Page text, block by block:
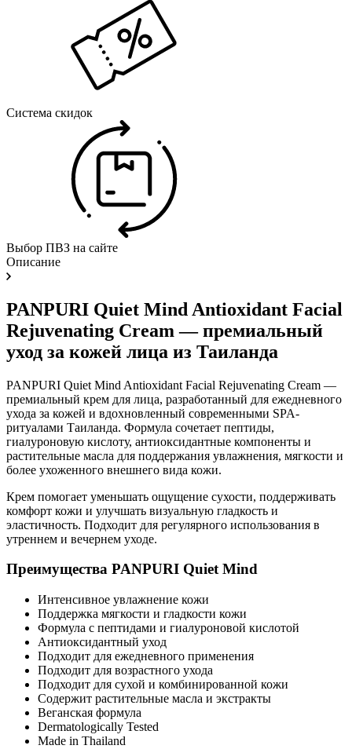
Система скидок
Выбор ПВЗ на сайте
Описание
PANPURI Quiet Mind Antioxidant Facial
Rejuvenating Cream — премиальный
уход за кожей лица из Таиланда
PANPURI Quiet Mind Antioxidant Facial Rejuvenating Cream —
премиальный крем для лица, разработанный для ежедневного
ухода за кожей и вдохновленный современными SPA-
ритуалами Таиланда. Формула сочетает пептиды,
гиалуроновую кислоту, антиоксидантные компоненты и
растительные масла для поддержания увлажнения, мягкости и
более ухоженного внешнего вида кожи.
Крем помогает уменьшать ощущение сухости, поддерживать
комфорт кожи и улучшать визуальную гладкость и
эластичность. Подходит для регулярного использования в
утреннем и вечернем уходе.
Преимущества PANPURI Quiet Mind
Интенсивное увлажнение кожи
Поддержка мягкости и гладкости кожи
Формула с пептидами и гиалуроновой кислотой
Антиоксидантный уход
Подходит для ежедневного применения
Подходит для возрастного ухода
Подходит для сухой и комбинированной кожи
Содержит растительные масла и экстракты
Веганская формула
Dermatologically Tested
Made in Thailand